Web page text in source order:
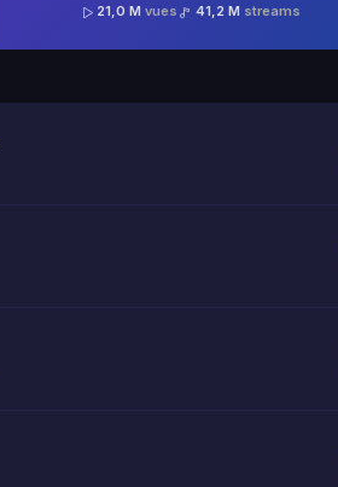
21,0 Mvues 41,2 M streams